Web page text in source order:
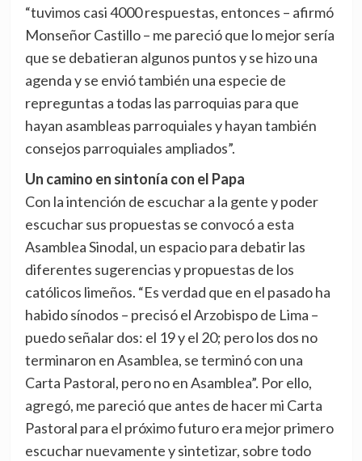
“tuvimos casi 4000 respuestas, entonces – afirmó
Monseñor Castillo – me pareció que lo mejor sería
que se debatieran algunos puntos y se hizo una
agenda y se envió también una especie de
repreguntas a todas las parroquias para que
hayan asambleas parroquiales y hayan también
consejos parroquiales ampliados”.
Un camino en sintonía con el Papa
Con la intención de escuchar a la gente y poder
escuchar sus propuestas se convocó a esta
Asamblea Sinodal, un espacio para debatir las
diferentes sugerencias y propuestas de los
católicos limeños. “Es verdad que en el pasado ha
habido sínodos – precisó el Arzobispo de Lima –
puedo señalar dos: el 19 y el 20; pero los dos no
terminaron en Asamblea, se terminó con una
Carta Pastoral, pero no en Asamblea”. Por ello,
agregó, me pareció que antes de hacer mi Carta
Pastoral para el próximo futuro era mejor primero
escuchar nuevamente y sintetizar, sobre todo